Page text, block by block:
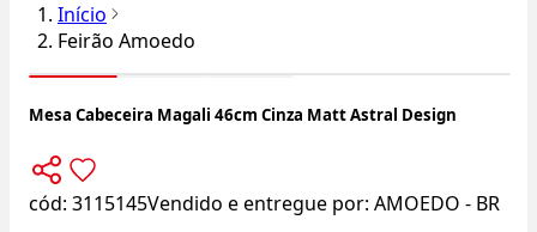
Início
Feirão Amoedo
Mesa Cabeceira Magali 46cm Cinza Matt Astral Design
cód: 3115145Vendido e entregue por: AMOEDO - BR